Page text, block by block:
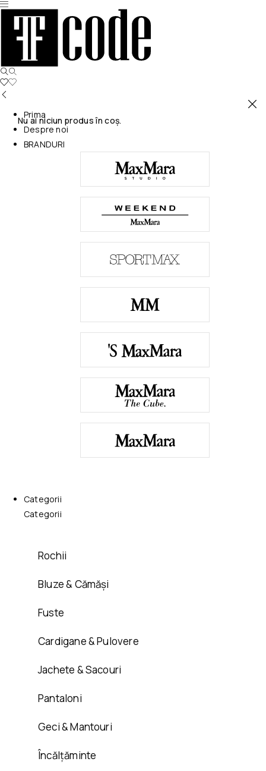
Nu ai niciun produs în coș.
Prima
Despre noi
BRANDURI
Categorii
Categorii
Rochii
Bluze & Cămăși
Fuste
Cardigane & Pulovere
Jachete & Sacouri
Pantaloni
Geci & Mantouri
Încălțăminte